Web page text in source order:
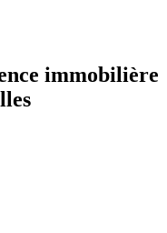
immobilière